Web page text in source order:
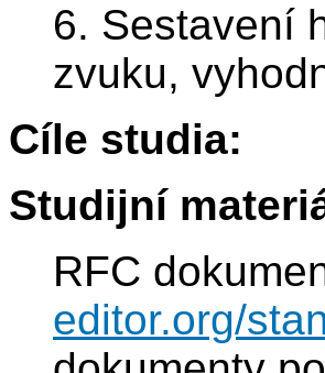
6. Sestavení
zvuku,
Cíle studia:
Studijní
RFC
editor.org/